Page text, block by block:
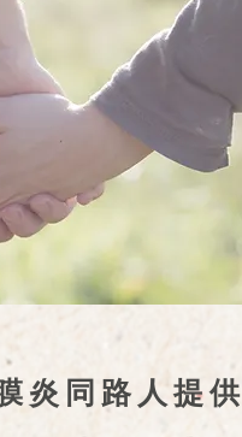
炎同路人提供